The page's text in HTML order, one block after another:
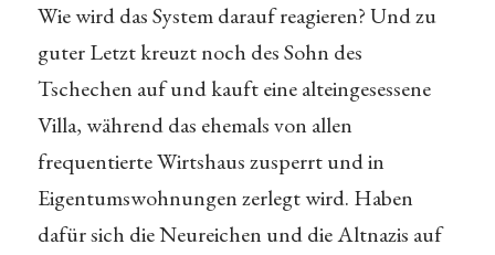
Wie wird das System darauf reagieren? Und zu
guter Letzt kreuzt noch des Sohn des
Tschechen auf und kauft eine alteingesessene
Villa, während das ehemals von allen
frequentierte Wirtshaus zusperrt und in
Eigentumswohnungen zerlegt wird. Haben
dafür sich die Neureichen und die Altnazis auf